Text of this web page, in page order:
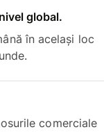
global.
în același loc
comerciale